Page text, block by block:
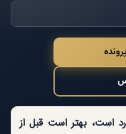
است، بهتر است قبل از